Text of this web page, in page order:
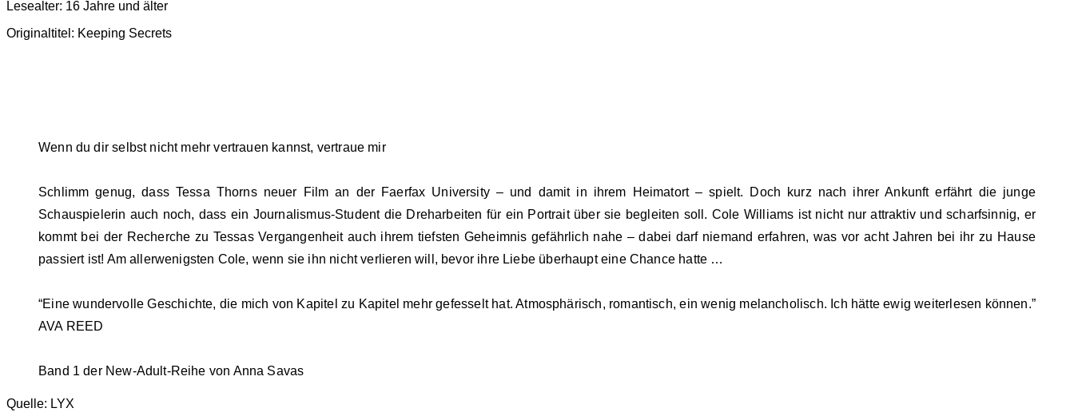
Lesealter: 16 Jahre und älter
Originaltitel: Keeping Secrets
Wenn du dir selbst nicht mehr vertrauen kannst, vertraue mir
Schlimm genug, dass Tessa Thorns neuer Film an der Faerfax University – und damit in ihrem Heimatort – spielt. Doch kurz nach ihrer Ankunft erfährt die junge
Schauspielerin auch noch, dass ein Journalismus-Student die Dreharbeiten für ein Portrait über sie begleiten soll. Cole Williams ist nicht nur attraktiv und scharfsinnig, er
kommt bei der Recherche zu Tessas Vergangenheit auch ihrem tiefsten Geheimnis gefährlich nahe – dabei darf niemand erfahren, was vor acht Jahren bei ihr zu Hause
passiert ist! Am allerwenigsten Cole, wenn sie ihn nicht verlieren will, bevor ihre Liebe überhaupt eine Chance hatte …
“Eine wundervolle Geschichte, die mich von Kapitel zu Kapitel mehr gefesselt hat. Atmosphärisch, romantisch, ein wenig melancholisch. Ich hätte ewig weiterlesen können.”
AVA REED
Band 1 der New-Adult-Reihe von Anna Savas
Quelle: LYX